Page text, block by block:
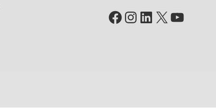
Facebook
Instagram
LinkedIn
X